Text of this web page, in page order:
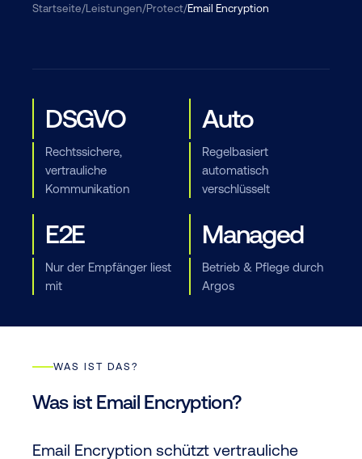
Startseite/Leistungen/Protect/Email Encryption
DSGVO
Rechtssichere,
vertrauliche
Kommunikation
Auto
Regelbasiert
automatisch
verschlüsselt
E2E
Nur der Empfänger liest
mit
Managed
Betrieb & Pflege durch
Argos
WAS IST DAS?
Was ist Email Encryption?
Email Encryption schützt vertrauliche